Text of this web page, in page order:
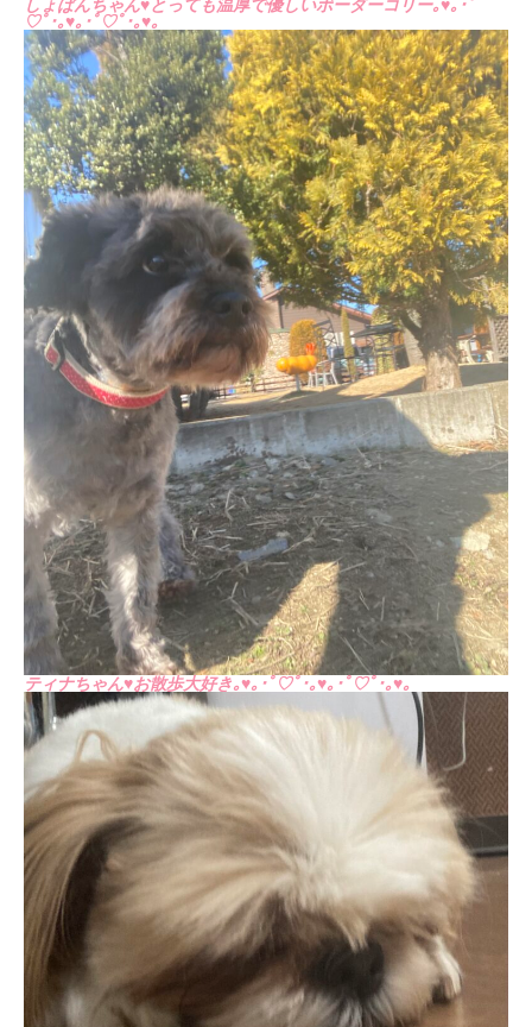
しょぱんちゃん♥とっても温厚で優しいボーダーコリー｡♥｡･ﾟ
♡ﾟ･｡♥｡･ﾟ♡ﾟ･｡♥｡
ティナちゃん♥お散歩大好き｡♥｡･ﾟ♡ﾟ･｡♥｡･ﾟ♡ﾟ･｡♥｡